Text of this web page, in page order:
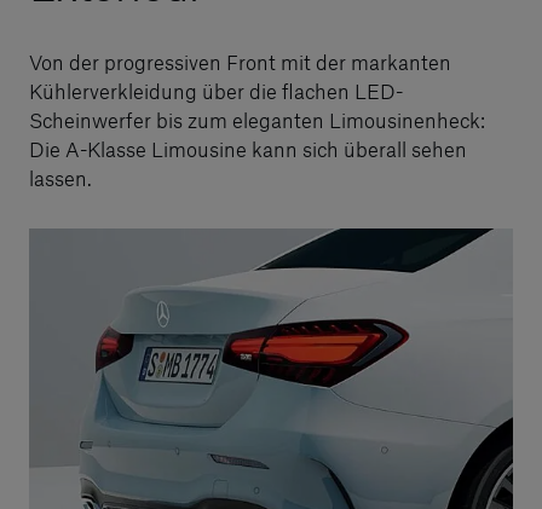
Von der progressiven Front mit der markanten
Kühlerverkleidung über die flachen LED-
Scheinwerfer bis zum eleganten Limousinenheck:
Die A-Klasse Limousine kann sich überall sehen
lassen.